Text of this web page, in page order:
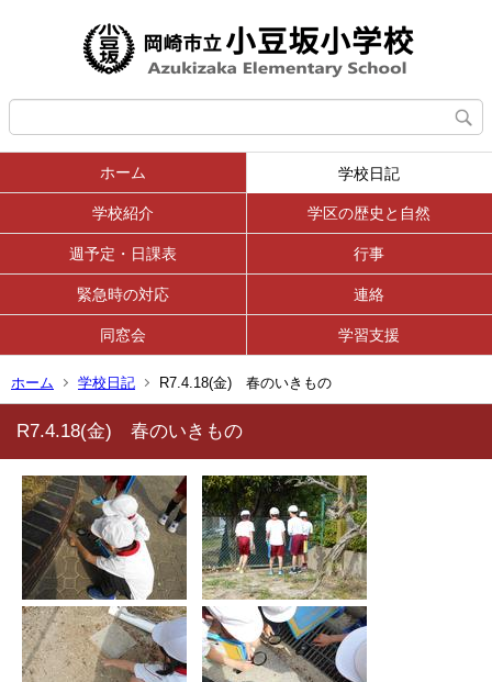
ホーム 学校日記
学校紹介 学区の歴史と自然
週予定・日課表 行事
緊急時の対応 連絡
同窓会 学習支援
ホーム 学校日記 R7.4.18(金) 春のいきもの
R7.4.18(金) 春のいきもの